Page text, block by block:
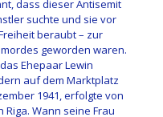
dass dieser Antisemit
suchte und sie vor
beraubt – zur
geworden waren.
Ehepaar Lewin
auf dem Marktplatz
1941, erfolgte von
Wann seine Frau